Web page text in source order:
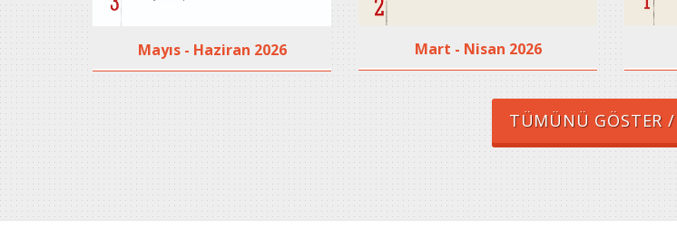
Mayıs - Haziran 2026 Mart - Nisan 2026
TÜMÜNÜ GÖSTER